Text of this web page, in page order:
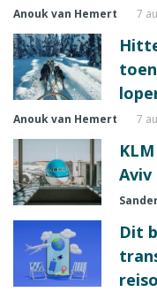
Anouk van Hemert 7
Anouk van Hemert 7
Aviv
Dit